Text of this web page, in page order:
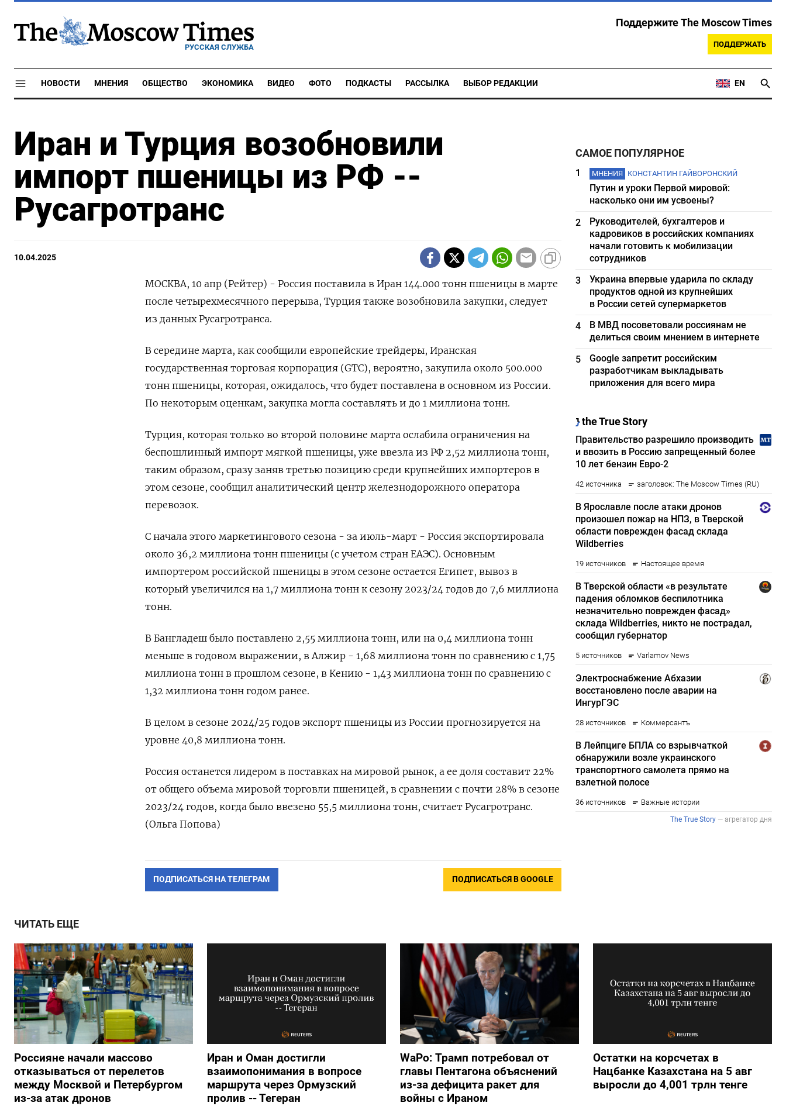
РУССКАЯ СЛУЖБА
Поддержите The Moscow Times
ПОДДЕРЖАТЬ
НОВОСТИ МНЕНИЯ ОБЩЕСТВО ЭКОНОМИКА ВИДЕО ФОТО ПОДКАСТЫ РАССЫЛКА ВЫБОР РЕДАКЦИИ EN
Иран и Турция возобновили
импорт пшеницы из РФ --
Русагротранс
10.04.2025
МОСКВА, 10 апр (Рейтер) - Россия поставила в Иран 144.000 тонн пшеницы в марте
после четырехмесячного перерыва, Турция также возобновила закупки, следует
из данных Русагротранса.
В середине марта, как сообщили европейские трейдеры, Иранская
государственная торговая корпорация (GTC), вероятно, закупила около 500.000
тонн пшеницы, которая, ожидалось, что будет поставлена в основном из России.
По некоторым оценкам, закупка могла составлять и до 1 миллиона тонн.
Турция, которая только во второй половине марта ослабила ограничения на
беспошлинный импорт мягкой пшеницы, уже ввезла из РФ 2,52 миллиона тонн,
таким образом, сразу заняв третью позицию среди крупнейших импортеров в
этом сезоне, сообщил аналитический центр железнодорожного оператора
перевозок.
С начала этого маркетингового сезона - за июль-март - Россия экспортировала
около 36,2 миллиона тонн пшеницы (с учетом стран ЕАЭС). Основным
импортером российской пшеницы в этом сезоне остается Египет, вывоз в
который увеличился на 1,7 миллиона тонн к сезону 2023/24 годов до 7,6 миллиона
тонн.
В Бангладеш было поставлено 2,55 миллиона тонн, или на 0,4 миллиона тонн
меньше в годовом выражении, в Алжир - 1,68 миллиона тонн по сравнению с 1,75
миллиона тонн в прошлом сезоне, в Кению - 1,43 миллиона тонн по сравнению с
1,32 миллиона тонн годом ранее.
В целом в сезоне 2024/25 годов экспорт пшеницы из России прогнозируется на
уровне 40,8 миллиона тонн.
Россия останется лидером в поставках на мировой рынок, а ее доля составит 22%
от общего объема мировой торговли пшеницей, в сравнении с почти 28% в сезоне
2023/24 годов, когда было ввезено 55,5 миллиона тонн, считает Русагротранс.
(Ольга Попова)
ПОДПИСАТЬСЯ НА ТЕЛЕГРАМ ПОДПИСАТЬСЯ В GOOGLE
САМОЕ ПОПУЛЯРНОЕ
1 МНЕНИЯ КОНСТАНТИН ГАЙВОРОНСКИЙ
Путин и уроки Первой мировой:
насколько они им усвоены?
2
Руководителей, бухгалтеров и
кадровиков в российских компаниях
начали готовить к мобилизации
сотрудников
3
Украина впервые ударила по складу
продуктов одной из крупнейших
в России сетей супермаркетов
4
В МВД посоветовали россиянам не
делиться своим мнением в интернете
5
Google запретит российским
разработчикам выкладывать
приложения для всего мира
ЧИТАТЬ ЕЩЕ
Россияне начали массово
отказываться от перелетов
между Москвой и Петербургом
из-за атак дронов
Иран и Оман достигли
взаимопонимания в вопросе
маршрута через Ормузский
пролив -- Тегеран
WaPo: Трамп потребовал от
главы Пентагона объяснений
из-за дефицита ракет для
войны с Ираном
Остатки на корсчетах в
Нацбанке Казахстана на 5 авг
выросли до 4,001 трлн тенге